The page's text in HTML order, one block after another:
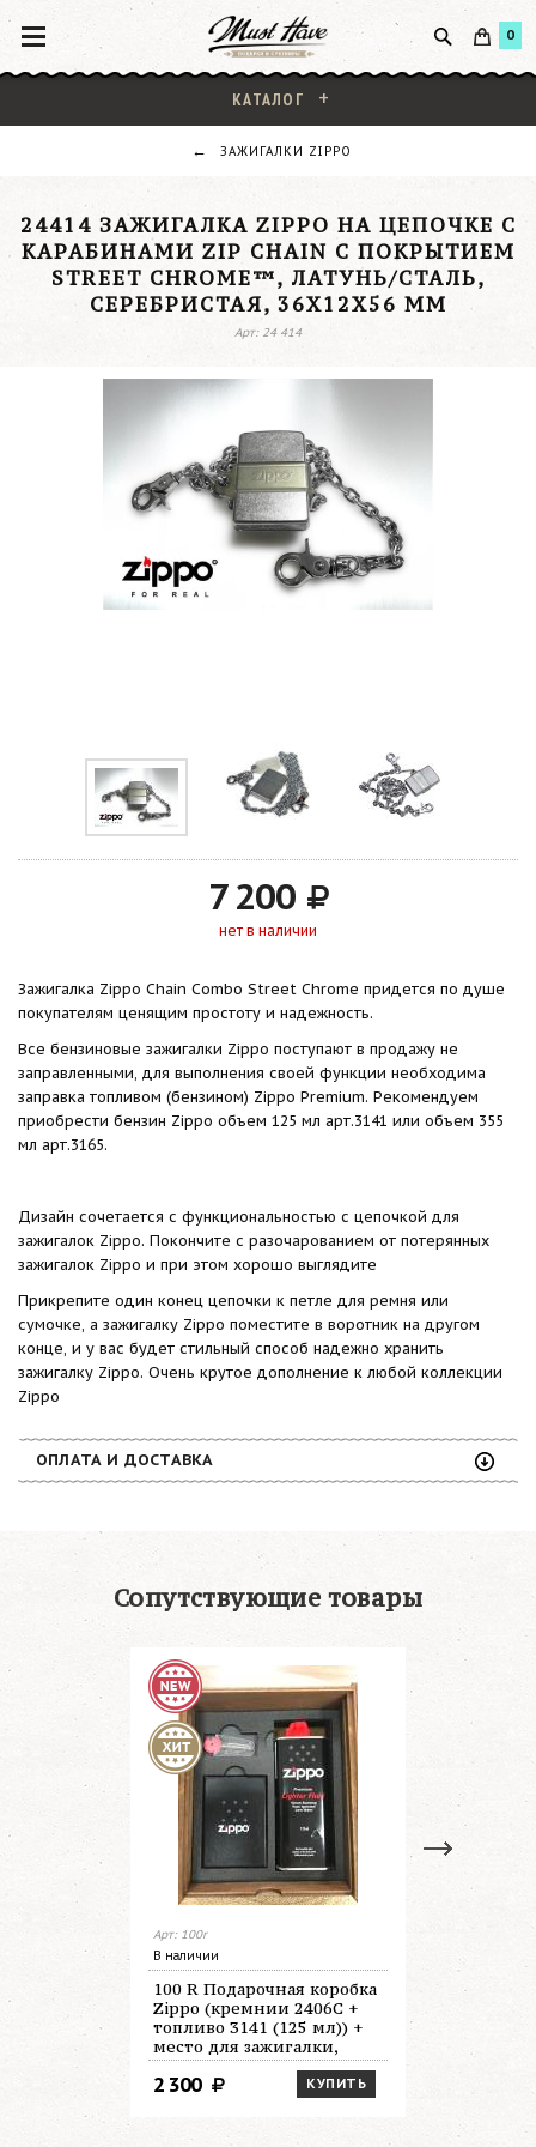
0
КАТАЛОГ
ЗАЖИГАЛКИ ZIPPO
24414 ЗАЖИГАЛКА ZIPPO НА ЦЕПОЧКЕ С
КАРАБИНАМИ ZIP CHAIN С ПОКРЫТИЕМ
STREET CHROME™, ЛАТУНЬ/СТАЛЬ,
СЕРЕБРИСТАЯ, 36X12X56 ММ
Арт: 24 414
7 200
нет в наличии
Зажигалка Zippo Chain Combo Street Chrome придется по душе
покупателям ценящим простоту и надежность.
Все бензиновые зажигалки Zippo поступают в продажу не
заправленными, для выполнения своей функции необходима
заправка топливом (бензином) Zippo Premium. Рекомендуем
приобрести бензин Zippo объем 125 мл арт.3141 или объем 355
мл арт.3165.
Дизайн сочетается с функциональностью с цепочкой для
зажигалок Zippo. Покончите с разочарованием от потерянных
зажигалок Zippo и при этом хорошо выглядите
Прикрепите один конец цепочки к петле для ремня или
сумочке, а зажигалку Zippo поместите в воротник на другом
конце, и у вас будет стильный способ надежно хранить
зажигалку Zippo. Очень крутое дополнение к любой коллекции
Zippo
ОПЛАТА И ДОСТАВКА
Сопутствующие товары
Арт: 100r
В наличии
100 R Подарочная коробка
Zippo (кремнии 2406C +
топливо 3141 (125 мл)) +
место для зажигалки,
140х160х40 мм
КУПИТЬ
2 300
В наличии
3141